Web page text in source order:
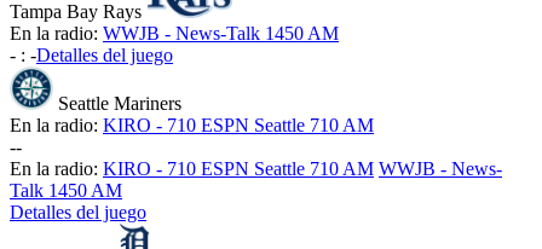
Tampa Bay Rays
En la radio: WWJB - News-Talk 1450 AM
- : -Detalles del juego
Seattle Mariners
En la radio: KIRO - 710 ESPN Seattle 710 AM
--
En la radio: KIRO - 710 ESPN Seattle 710 AM WWJB - News-
Talk 1450 AM
Detalles del juego